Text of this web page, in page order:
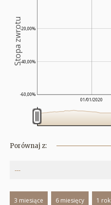
Stopa zwrotu
-60,00%
-40,00%
-20,00%
01/01/2020
Porównaj z:
---
3 miesiące 6 miesięcy 1 rok